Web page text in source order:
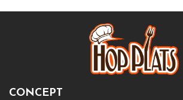
CONCEPT